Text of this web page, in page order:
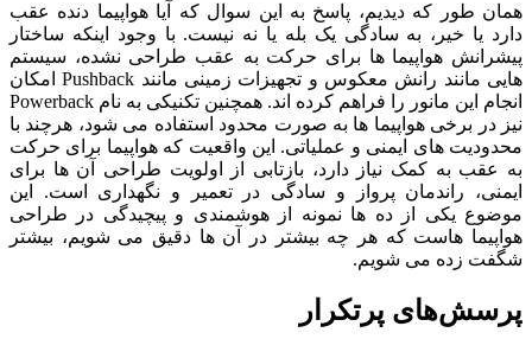
همان‌ طور که دیدیم، پاسخ به این سوال که آیا هواپیما دنده عقب
دارد یا خیر، به سادگی یک بله یا نه نیست. با وجود اینکه ساختار
پیشرانش هواپیما ها برای حرکت به عقب طراحی نشده، سیستم‌
هایی مانند رانش معکوس و تجهیزات زمینی مانند Pushback امکان
انجام این مانور را فراهم کرده‌ اند. همچنین تکنیکی به نام Powerback
نیز در برخی هواپیما ها به صورت محدود استفاده می‌ شود، هرچند با
محدودیت‌ های ایمنی و عملیاتی. این واقعیت که هواپیما برای حرکت
به عقب به کمک نیاز دارد، بازتابی از اولویت طراحی آن‌ ها برای
ایمنی، راندمان پرواز و سادگی در تعمیر و نگهداری است. این
موضوع یکی از ده‌ ها نمونه از هوشمندی و پیچیدگی در طراحی
هواپیما هاست که هر چه بیشتر در آن‌ ها دقیق می‌ شویم، بیشتر
شگفت‌ زده می‌ شویم.
پرسش‌های پرتکرار